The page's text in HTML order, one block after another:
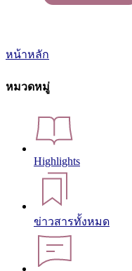
หน้าหลัก
หมวดหมู่
Highlights
ข่าวสารทั้งหมด